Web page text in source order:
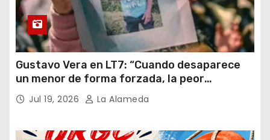
Gustavo Vera en LT7: “Cuando desaparece
un menor de forma forzada, la peor
hipótesis es trata, y así debe seguir
caratulado el caso Loan”
Jul 19, 2026 La Alameda